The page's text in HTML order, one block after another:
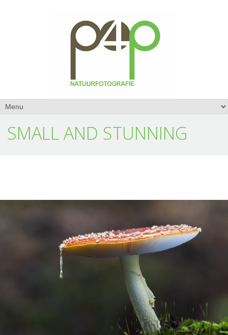
SMALL AND STUNNING